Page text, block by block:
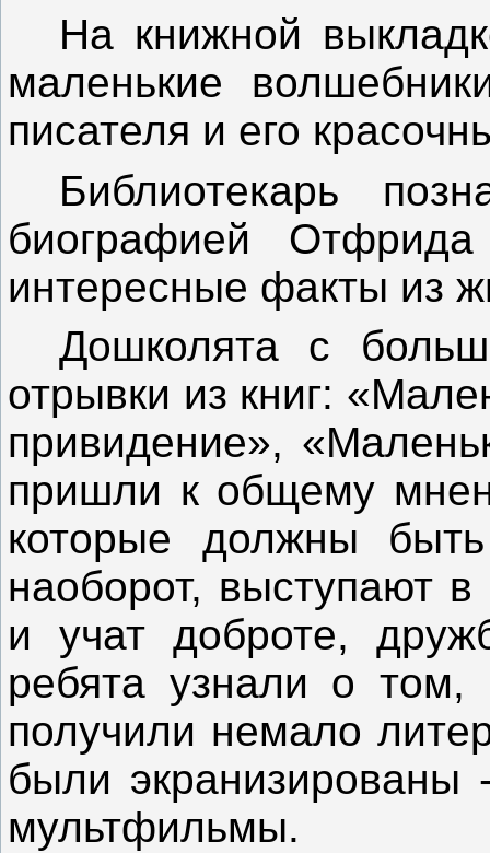
На книжной
маленькие
писателя и его
Библиотекарь
биографией
интересные факты из
Дошколята с
отрывки из книг:
привидение»,
пришли к общему
которые должны
наоборот, выступают
и учат доброте,
ребята узнали о том,
получили немало
были
мультфильмы.